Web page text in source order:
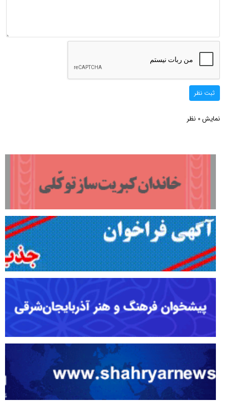
ثبت نظر
نمایش 0 نظر